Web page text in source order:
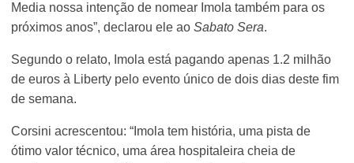
Media nossa intenção de nomear Imola também para os
próximos anos”, declarou ele aoSabato Sera.
Segundo o relato, Imola está pagando apenas 1.2 milhão
de euros à Liberty pelo evento único de dois dias deste fim
de semana.
Corsini acrescentou: “Imola tem história, uma pista de
ótimo valor técnico, uma área hospitaleira cheia de